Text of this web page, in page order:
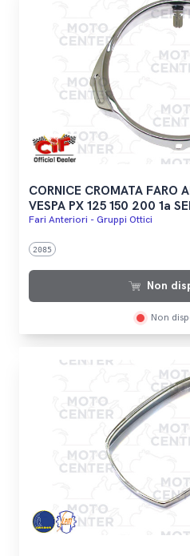
CORNICE CROMATA FARO
VESPA PX 125 150 200 1a
Fari Anteriori - Gruppi Ottici
2085
Non
Non